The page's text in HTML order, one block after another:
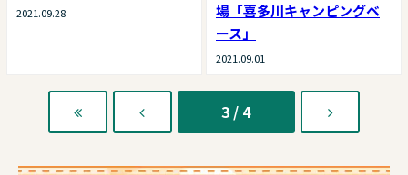
2021.09.28
場「喜多川キャンピングベ
ース」
2021.09.01
3 / 4